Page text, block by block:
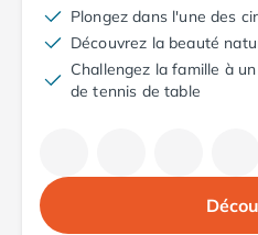
Camping La Trinité sur Mer
Camping Locmariaquer
Camping Penestin
Camping Champagne-
Camping Ardennes
Plongez dans l'une des
Découvrez la beauté
Challengez la famille à
de tennis de table